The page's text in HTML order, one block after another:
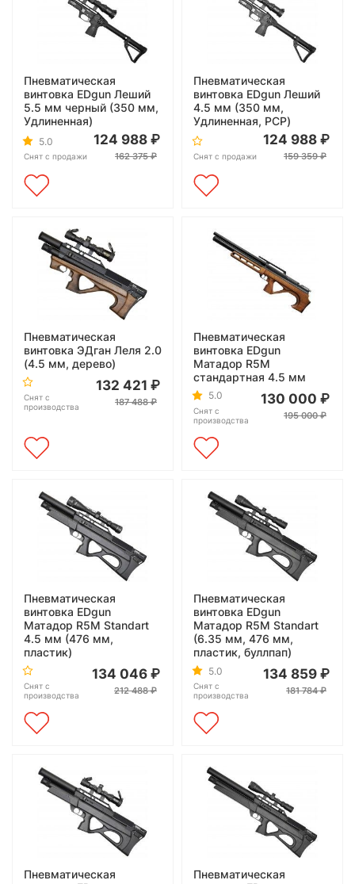
Пневматическая
винтовка EDgun Леший
5.5 мм черный (350 мм,
Удлиненная)
5.0
Снят с продажи
124 988
162 375
Пневматическая
винтовка EDgun Леший
4.5 мм (350 мм,
Удлиненная, PCP)
Снят с продажи
124 988
159 359
Пневматическая
винтовка ЭДган Леля 2.0
(4.5 мм, дерево)
Снят с
производства
132 421
187 488
Пневматическая
винтовка EDgun
Матадор R5M
стандартная 4.5 мм
5.0
Снят с
производства
130 000
195 000
Пневматическая
винтовка EDgun
Матадор R5M Standart
4.5 мм (476 мм,
пластик)
Снят с
производства
134 046
212 488
Пневматическая
винтовка EDgun
Матадор R5M Standart
(6.35 мм, 476 мм,
пластик, буллпап)
5.0
Снят с
производства
134 859
181 784
Пневматическая
Пневматическая